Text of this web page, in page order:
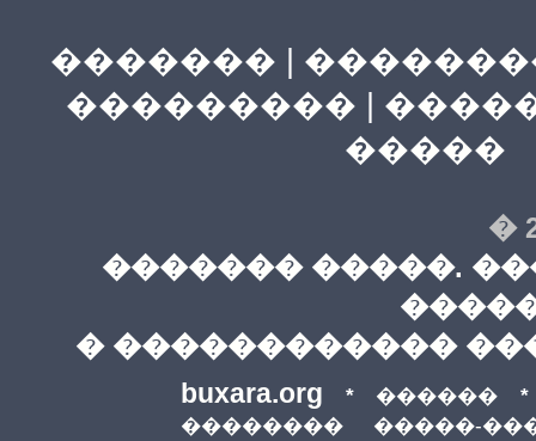
�������
���������
�����
�
������� �����.
� ������������
buxara.org * ������
�������� �����-